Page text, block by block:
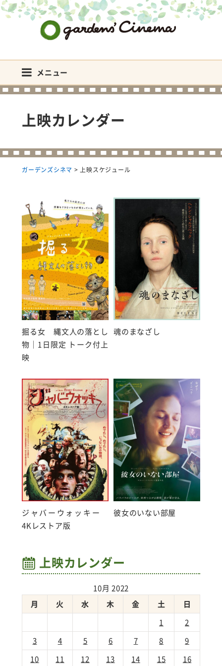
メニュー
上映カレンダー
ガーデンズシネマ >上映スケジュール
掘る女 縄文人の落とし
物｜1日限定 トーク付上
映
魂のまなざし
ジャバーウォッキー
4Kレストア版
彼女のいない部屋
上映カレンダー
10月 2022
月
火 水 木 金 土
日
1
2
3
4 5 6 7 8
9
10
11 12 13 14 15
16